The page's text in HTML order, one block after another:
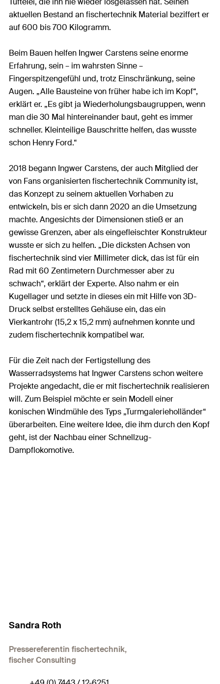
aktuellen Bestand an fischertechnik Material beziffert er
auf 600 bis 700 Kilogramm.
Beim Bauen helfen Ingwer Carstens seine enorme
Erfahrung, sein – im wahrsten Sinne –
Fingerspitzengefühl und, trotz Einschränkung, seine
Augen. „Alle Bausteine von früher habe ich im Kopf“,
erklärt er. „Es gibt ja Wiederholungsbaugruppen, wenn
man die 30 Mal hintereinander baut, geht es immer
schneller. Kleinteilige Bauschritte helfen, das wusste
schon Henry Ford.“
2018 begann Ingwer Carstens, der auch Mitglied der
von Fans organisierten fischertechnik Community ist,
das Konzept zu seinem aktuellen Vorhaben zu
entwickeln, bis er sich dann 2020 an die Umsetzung
machte. Angesichts der Dimensionen stieß er an
gewisse Grenzen, aber als eingefleischter Konstrukteur
wusste er sich zu helfen. „Die dicksten Achsen von
fischertechnik sind vier Millimeter dick, das ist für ein
Rad mit 60 Zentimetern Durchmesser aber zu
schwach“, erklärt der Experte. Also nahm er ein
Kugellager und setzte in dieses ein mit Hilfe von 3D-
Druck selbst erstelltes Gehäuse ein, das ein
Vierkantrohr (15,2 x 15,2 mm) aufnehmen konnte und
zudem fischertechnik kompatibel war.
Für die Zeit nach der Fertigstellung des
Wasserradsystems hat Ingwer Carstens schon weitere
Projekte angedacht, die er mit fischertechnik realisieren
will. Zum Beispiel möchte er sein Modell einer
konischen Windmühle des Typs „Turmgalerieholländer“
überarbeiten. Eine weitere Idee, die ihm durch den Kopf
geht, ist der Nachbau einer Schnellzug-
Dampflokomotive.
Sandra Roth
Pressereferentin fischertechnik,
fischer Consulting